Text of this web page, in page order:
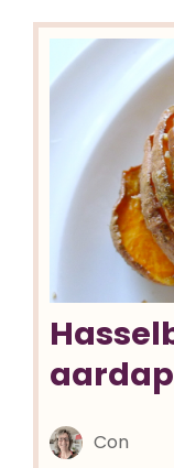
Con